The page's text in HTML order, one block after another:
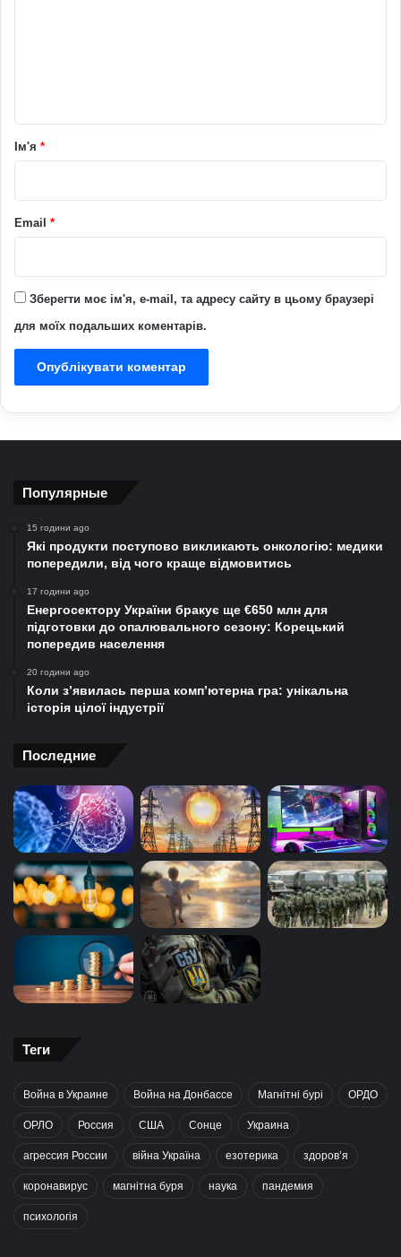
рІм'я *
Email *
Зберегти моє ім'я, e-mail, та адресу сайту в цьому браузері
для моїх подальших коментарів.
Популярные
15 години ago
Які продукти поступово викликають онкологію: медики
попередили, від чого краще відмовитись
17 години ago
Енергосектору України бракує ще €650 млн для
підготовки до опалювального сезону: Корецький
попередив населення
20 години ago
Коли з’явилась перша комп’ютерна гра: унікальна
історія цілої індустрії
Последние
Теги
Война в Украине Война на Донбассе Магнітні бурі ОРДО
ОРЛО Россия США Сонце Украина
агрессия России війна Україна езотерика здоров’я
коронавирус магнітна буря наука пандемия
психологія